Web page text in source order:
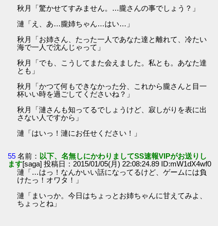
秋月「驚かせてすみません。…朧さんの事でしょう？」
漣「え、あ…朧姉ちゃん…はい…」
秋月「お姉さん、たった一人であなた達と離れて、冷たい
海で一人で沈んじゃって」
秋月「でも、こうしてまた会えました。私とも。あなた達
とも」
秋月「かつて何もできなかった分、これから朧さんと目一
杯いい時を過ごしてくださいね？」
秋月「漣さんも知ってるでしょうけど、寂しがりを表に出
さない人ですから」
漣「はいっ！漣にお任せください！」
55 名前： 以下、名無しにかわりましてSS速報VIPがお送りし
ます[saga] 投稿日：2015/01/05(月) 22:08:24.89 ID:mW1dX4wf0
漣「…はっ！なんかいい話になってるけど、ゲームには負
けたっ！オワタ！」
漣「まいっか。今日はちょっとお姉ちゃんに甘えてみよ、
ちょっとね」